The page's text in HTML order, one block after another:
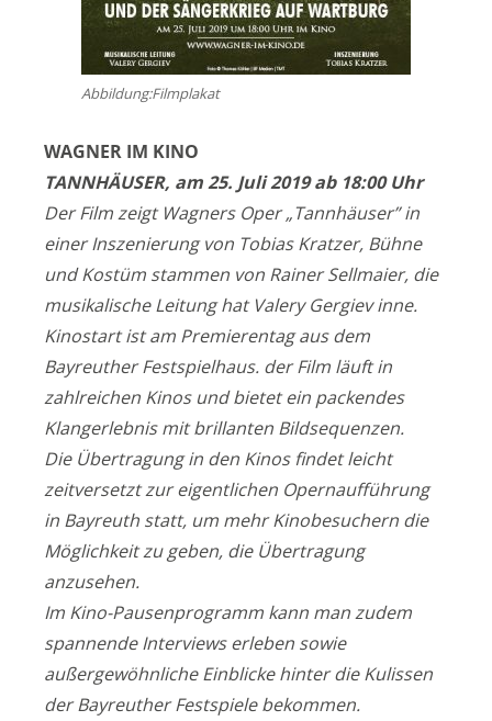
Abbildung:Filmplakat
WAGNER IM KINO
TANNHÄUSER, am 25. Juli 2019 ab 18:00 Uhr
Der Film zeigt Wagners Oper „Tannhäuser” in
einer Inszenierung von Tobias Kratzer, Bühne
und Kostüm stammen von Rainer Sellmaier, die
musikalische Leitung hat Valery Gergiev inne.
Kinostart ist am Premierentag aus dem
Bayreuther Festspielhaus. der Film läuft in
zahlreichen Kinos und bietet ein packendes
Klangerlebnis mit brillanten Bildsequenzen.
Die Übertragung in den Kinos findet leicht
zeitversetzt zur eigentlichen Opernaufführung
in Bayreuth statt, um mehr Kinobesuchern die
Möglichkeit zu geben, die Übertragung
anzusehen.
Im Kino-Pausenprogramm kann man zudem
spannende Interviews erleben sowie
außergewöhnliche Einblicke hinter die Kulissen
der Bayreuther Festspiele bekommen.